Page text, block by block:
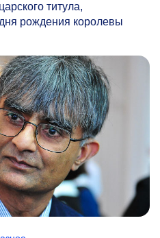
титула,
рождения королевы